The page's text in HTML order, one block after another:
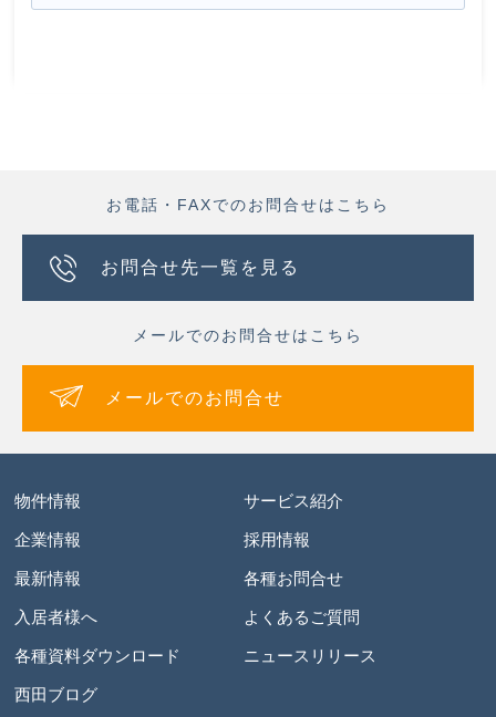
お電話・FAXでのお問合せはこちら
お問合せ先一覧を見る
メールでのお問合せはこちら
メールでのお問合せ
物件情報 サービス紹介
企業情報 採用情報
最新情報 各種お問合せ
入居者様へ よくあるご質問
各種資料ダウンロード ニュースリリース
西田ブログ